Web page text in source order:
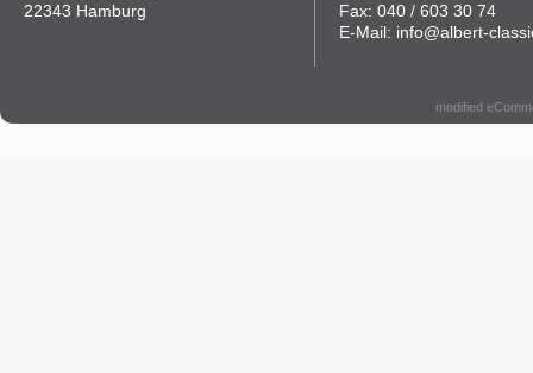
22343 Hamburg
Fax: 040 / 603 30 74
E-Mail: info@albert-
modified